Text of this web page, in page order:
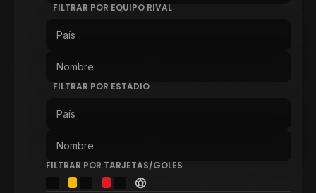
FILTRAR POR EQUIPO RIVAL
FILTRAR POR ESTADIO
FILTRAR POR TARJETAS/GOLES